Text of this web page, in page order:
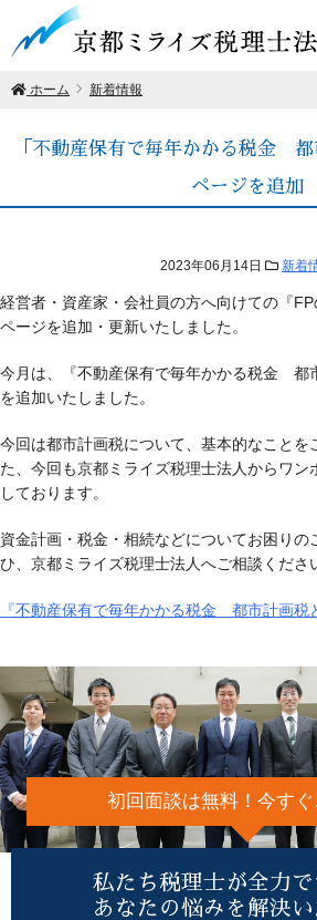
ホーム 新着情報
「不動産保有で毎年かかる税金
ページを追加
2023年06月14日 新着
経営者・資産家・会社員の方へ向けての『FP
ページを追加・更新いたしました。
今月は、『不動産保有で毎年かかる税金 都
を追加いたしました。
今回は都市計画税について、基本的なことを
た、今回も京都ミライズ税理士法人からワン
しております。
資金計画・税金・相続などについてお困りの
ひ、京都ミライズ税理士法人へご相談くださ
『不動産保有で毎年かかる税金 都市計画税
初回面談は無料！今すぐ
私たち税理士が全力で
あなたの悩みを解決